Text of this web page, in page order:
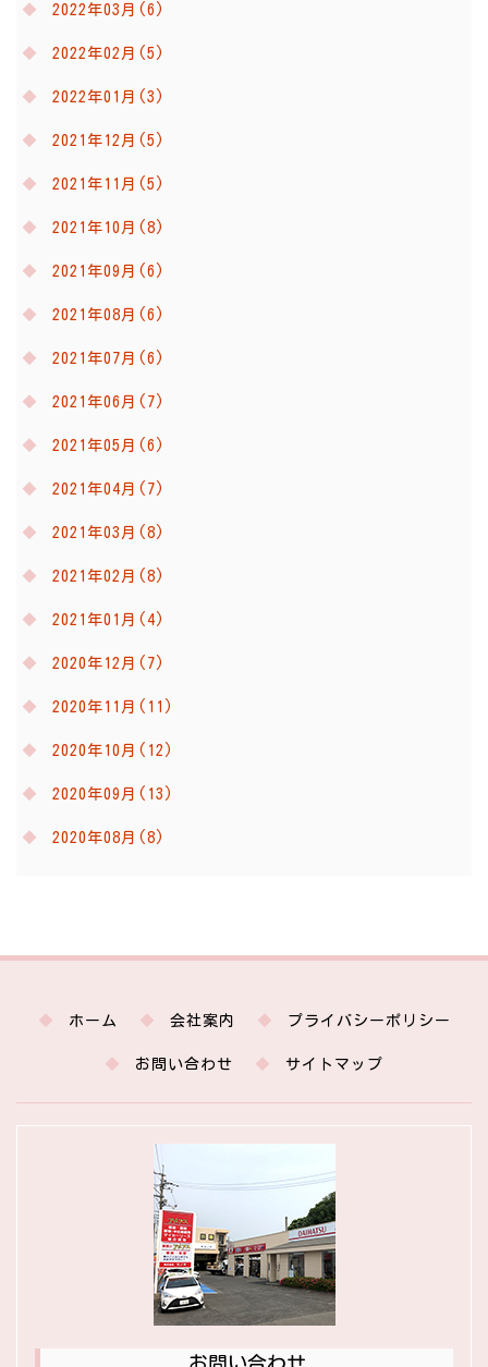
2022年03月(6)
2022年02月(5)
2022年01月(3)
2021年12月(5)
2021年11月(5)
2021年10月(8)
2021年09月(6)
2021年08月(6)
2021年07月(6)
2021年06月(7)
2021年05月(6)
2021年04月(7)
2021年03月(8)
2021年02月(8)
2021年01月(4)
2020年12月(7)
2020年11月(11)
2020年10月(12)
2020年09月(13)
2020年08月(8)
ホーム 会社案内 プライバシーポリシー
お問い合わせ サイトマップ
お問い合わせ